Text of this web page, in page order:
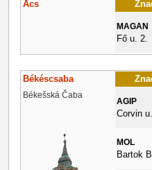
Ács
MAGAN
Fő u. 2.
Békéscsaba
Békešská Čaba
AGIP
Corvin
MOL
Bartok